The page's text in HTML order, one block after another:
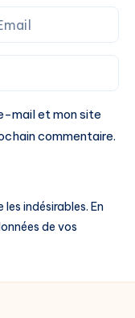
mail et mon site
commentaire.
les indésirables. En
de vos